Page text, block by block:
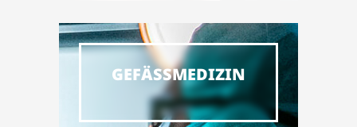
GEFÄSSMEDIZIN